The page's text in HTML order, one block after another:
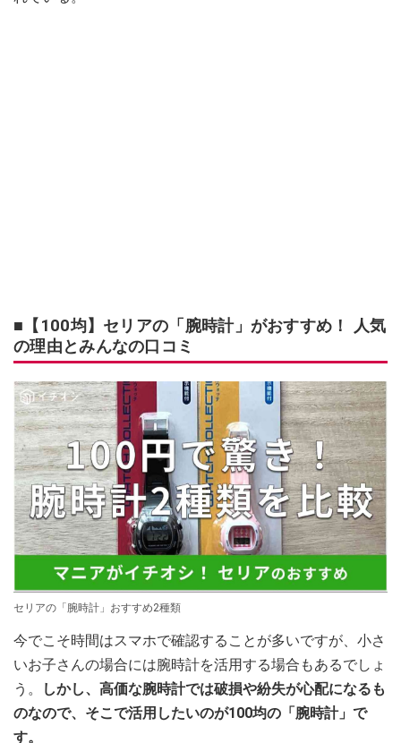
■【100均】セリアの「腕時計」がおすすめ！ 人気
の理由とみんなの口コミ
セリアの「腕時計」おすすめ2種類
今でこそ時間はスマホで確認することが多いですが、小さ
いお子さんの場合には腕時計を活用する場合もあるでしょ
う。
しかし、高価な腕時計では破損や紛失が心配になるも
のなので、そこで活用したいのが100均の「腕時計」で
す。